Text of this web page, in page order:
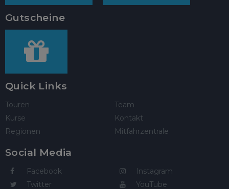
Gutscheine
Quick Links
Touren
Kurse
Regionen
Team
Kontakt
Mitfahrzentrale
Social Media
Facebook
Twitter
Instagram
YouTube